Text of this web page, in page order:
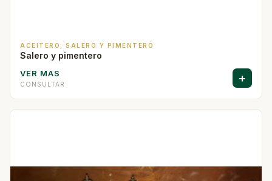
ACEITERO, SALERO Y PIMENTERO
Salero y pimentero
VER MAS
CONSULTAR +